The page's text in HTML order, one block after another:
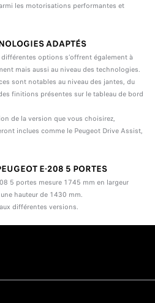
les motorisations performantes et
ADAPTÉS
options s’offrent également à
mais aussi au niveau des technologies.
sont notables au niveau des jantes, du
finitions présentes sur le tableau de bord
de la version que vous choisirez,
inclues comme le Peugeot Drive Assist,
E-208 5 PORTES
5 portes mesure 1745 mm en largeur
hauteur de 1430 mm.
différentes versions.